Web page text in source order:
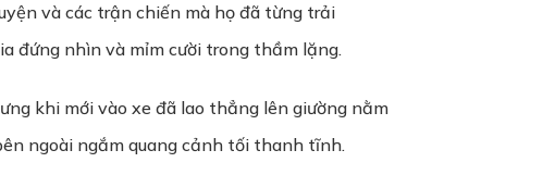
và các trận chiến mà họ đã từng trải
đứng nhìn và mỉm cười trong thầm lặng.
khi mới vào xe đã lao thẳng lên giường nằm
ngoài ngắm quang cảnh tối thanh tĩnh.